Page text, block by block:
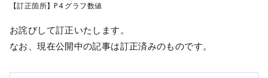
【訂正箇所】P4 グラフ数値
お詫びして訂正いたします。
なお、現在公開中の記事は訂正済みのものです。